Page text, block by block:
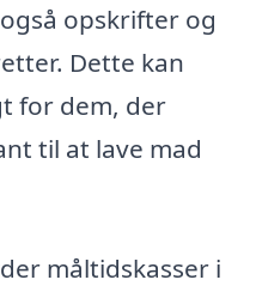
opskrifter og
Dette kan
for dem, der
til at lave mad
måltidskasser i